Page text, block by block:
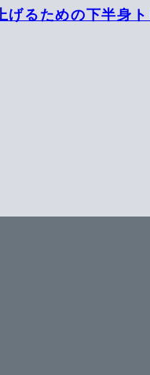
げるための下半身